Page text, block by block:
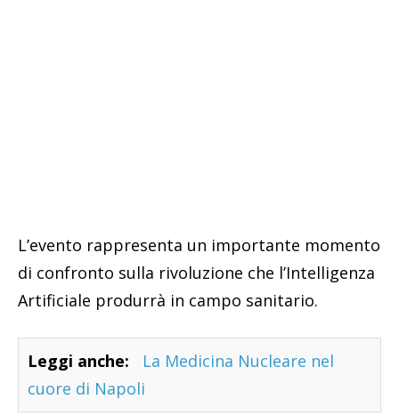
L’evento rappresenta un importante momento
di confronto sulla rivoluzione che l’Intelligenza
Artificiale produrrà in campo sanitario.
Leggi anche:
La Medicina Nucleare nel
cuore di Napoli